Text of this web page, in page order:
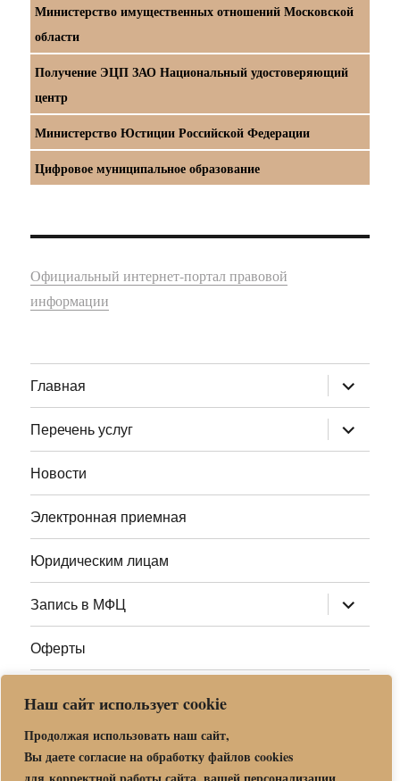
Наш сайт использует cookie
Продолжая использовать наш сайт,
Вы даете согласие на обработку файлов cookies
Министерство имущественных отношений Московской
области
Получение ЭЦП ЗАО Национальный удостоверяющий
центр
Министерство Юстиции Российской Федерации
Цифровое муниципальное образование
Официальный интернет-портал правовой
информации
Главная раскрыть
дочернее
меню
Перечень услуг
раскрыть
дочернее
меню
Новости
Электронная приемная
Юридическим лицам
Запись в МФЦ раскрыть
дочернее
меню
Оферты
Адреса МФЦ МО